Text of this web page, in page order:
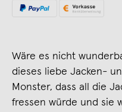
Wäre es nicht
dieses liebe Jacken-
Monster, dass all die
fressen würde und sie